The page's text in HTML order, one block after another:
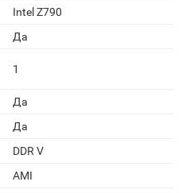
Intel Z790
Да
1
Да
Да
DDR V
AMI